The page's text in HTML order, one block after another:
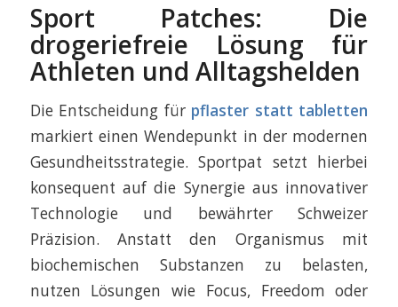
Sport Patches: Die
drogeriefreie Lösung für
Athleten und Alltagshelden
Die Entscheidung für pflaster statt tabletten
markiert einen Wendepunkt in der modernen
Gesundheitsstrategie. Sportpat setzt hierbei
konsequent auf die Synergie aus innovativer
Technologie und bewährter Schweizer
Präzision. Anstatt den Organismus mit
biochemischen Substanzen zu belasten,
nutzen Lösungen wie Focus, Freedom oder